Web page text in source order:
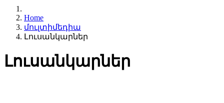
Home
մուլտիմեդիա
Լուսանկարներ
Լուսանկարներ